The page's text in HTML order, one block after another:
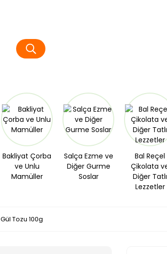
Bakliyat Çorba
ve Unlu
Mamüller
Salça Ezme ve
Diğer Gurme
Soslar
Bal Reçel
Çikolata
Diğer Tatlı
Lezzetler
Gül Tozu 100g